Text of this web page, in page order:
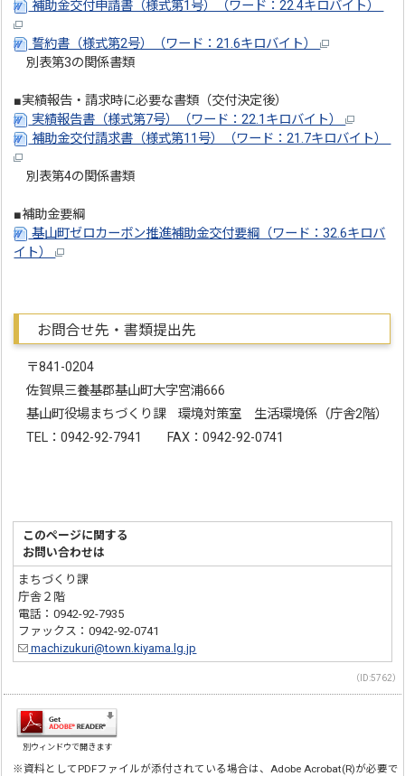
補助金交付申請書（様式第1号）（ワード：22.4キロバイト）
誓約書（様式第2号）（ワード：21.6キロバイト）
別表第3の関係書類
■実績報告・請求時に必要な書類（交付決定後）
実績報告書（様式第7号）（ワード：22.1キロバイト）
補助金交付請求書（様式第11号）（ワード：21.7キロバイト）
別表第4の関係書類
■補助金要綱
基山町ゼロカーボン推進補助金交付要綱（ワード：32.6キロバ
イト）
お問合せ先・書類提出先
〒841-0204
佐賀県三養基郡基山町大字宮浦666
基山町役場まちづくり課 環境対策室 生活環境係（庁舎2階）
TEL：0942-92-7941 FAX：0942-92-0741
このページに関する
お問い合わせは
まちづくり課
庁舎２階
電話：0942-92-7935
ファックス：0942-92-0741
machizukuri@town.kiyama.lg.jp
（ID:5762）
別ウィンドウで開きます
※資料としてPDFファイルが添付されている場合は、Adobe Acrobat(R)が必要で